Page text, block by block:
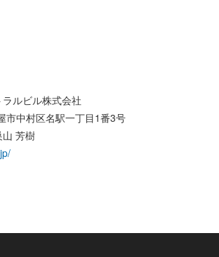
ルビル株式会社
中村区名駅一丁目1番3号
芳樹